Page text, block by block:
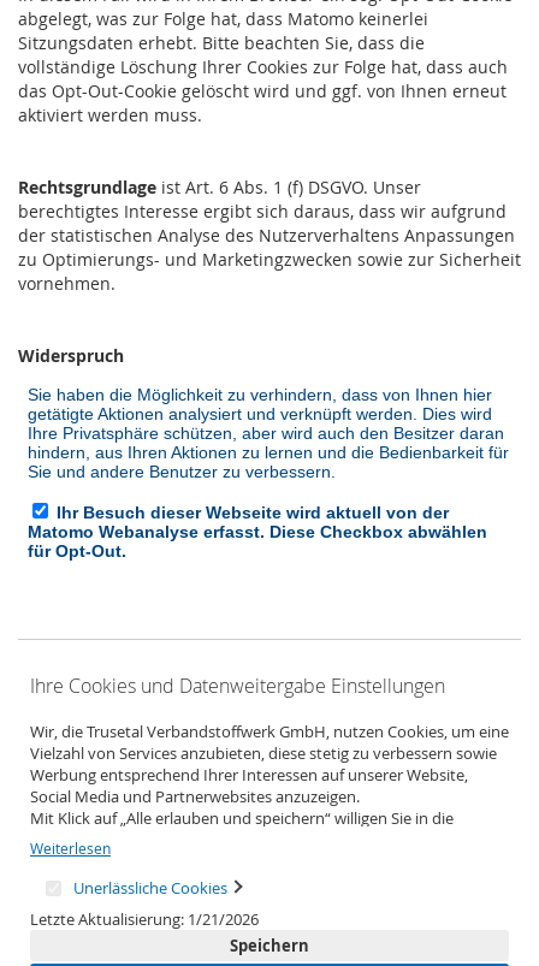
abgelegt, was zur Folge hat, dass Matomo keinerlei
Sitzungsdaten erhebt. Bitte beachten Sie, dass die
vollständige Löschung Ihrer Cookies zur Folge hat, dass auch
das Opt-Out-Cookie gelöscht wird und ggf. von Ihnen erneut
aktiviert werden muss.
Rechtsgrundlage ist Art. 6 Abs. 1 (f) DSGVO. Unser
berechtigtes Interesse ergibt sich daraus, dass wir aufgrund
der statistischen Analyse des Nutzerverhaltens Anpassungen
zu Optimierungs- und Marketingzwecken sowie zur Sicherheit
vornehmen.
Widerspruch
Ihre Cookies und Datenweitergabe Einstellungen
Wir, die Trusetal Verbandstoffwerk GmbH, nutzen Cookies, um eine
Vielzahl von Services anzubieten, diese stetig zu verbessern sowie
Werbung entsprechend Ihrer Interessen auf unserer Website,
Social Media und Partnerwebsites anzuzeigen.
Mit Klick auf „Alle erlauben und speichern“ willigen Sie in die
Verwendung aller Cookies ein.
Unter „Weitere Informationen“ können Sie Ihre Cookie-
Einstellungen selber anpassen und speichern.
Datenschutzerklärung .
Weiterlesen
Unerlässliche Cookies
Letzte Aktualisierung: 1/21/2026
Speichern